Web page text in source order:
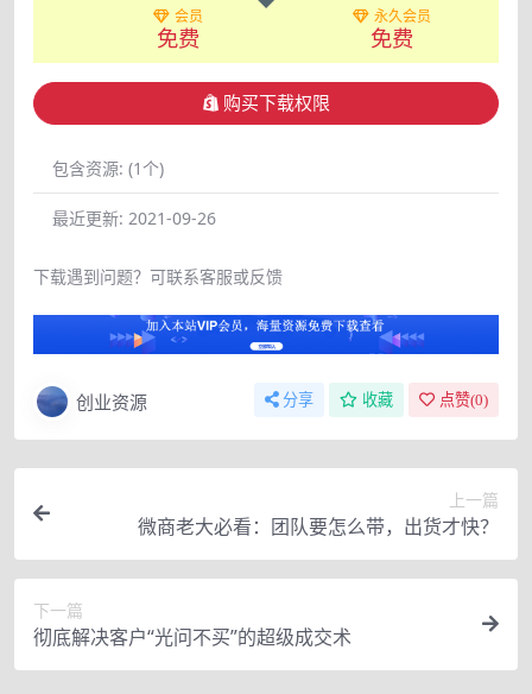
会员
免费
永久会员
免费
购买下载权限
包含资源: (1个)
最近更新: 2021-09-26
下载遇到问题？可联系客服或反馈
创业资源 分享 收藏 点赞(0)
上一篇
微商老大必看：团队要怎么带，出货才快？
下一篇
彻底解决客户“光问不买”的超级成交术